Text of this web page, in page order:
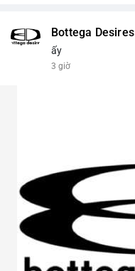
Bottega Desires
ấy
3 giờ